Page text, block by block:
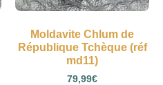
Moldavite Chlum de
République Tchèque (réf
md11)
79,99€